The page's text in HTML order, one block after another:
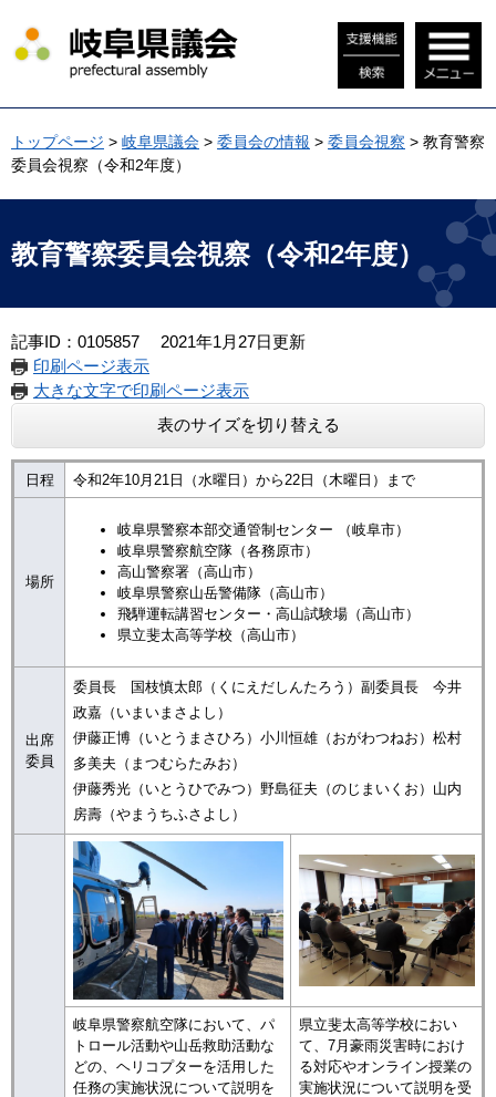
ジ
先
で
す
。
ュ
を
ば
し
て
文
へ
トップページ > 岐阜県議会 > 委員会の情報 > 委員会視察 > 教育警察
委員会視察（令和2年度）
教育警察委員会視察（令和2年度）
記事ID：0105857
2021年1月27日更新
印刷ページ表示
大きな文字で印刷ページ表示
表のサイズを切り替える
日程 令和2年10月21日（水曜日）から22日（木曜日）まで
場所
岐阜県警察本部交通管制センター （岐阜市）
岐阜県警察航空隊（各務原市）
高山警察署（高山市）
岐阜県警察山岳警備隊（高山市）
飛騨運転講習センター・高山試験場（高山市）
県立斐太高等学校（高山市）
出席
委員
委員長 国枝慎太郎（くにえだしんたろう）副委員長 今井
政嘉（いまいまさよし）
伊藤正博（いとうまさひろ）小川恒雄（おがわつねお）松村
多美夫（まつむらたみお）
伊藤秀光（いとうひでみつ）野島征夫（のじまいくお）山内
房壽（やまうちふさよし）
岐阜県警察航空隊において、パ
トロール活動や山岳救助活動な
どの、ヘリコプターを活用した
任務の実施状況について説明を
県立斐太高等学校におい
て、7月豪雨災害時におけ
る対応やオンライン授業の
実施状況について説明を受